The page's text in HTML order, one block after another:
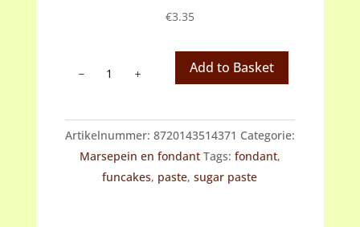
€3.35
red)
aantal
Add to Basket
Artikelnummer: 8720143514371 Categorie:
Marsepein en fondant Tags: fondant,
funcakes, paste,sugar paste